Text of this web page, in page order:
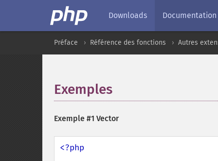
Downloads Documentation
Préface Référence des fonctions Autres
Exemples
Exemple #1 Vector
<?php